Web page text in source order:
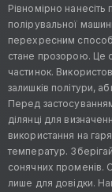
Рівномірно
полірувальної
перехресним
стане прозорою. Це
частинок.
залишків політури,
Перед
ділянці для
використання на
температур.
сонячних променів.
лише для довідки.